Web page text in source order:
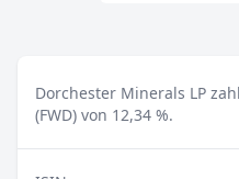
Dorchester Minerals LP
(FWD) von 12,34 %.